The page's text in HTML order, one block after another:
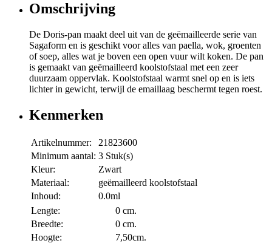
Omschrijving
De Doris-pan maakt deel uit van de geëmailleerde serie van
Sagaform en is geschikt voor alles van paella, wok, groenten
of soep, alles wat je boven een open vuur wilt koken. De pan
is gemaakt van geëmailleerd koolstofstaal met een zeer
duurzaam oppervlak. Koolstofstaal warmt snel op en is iets
lichter in gewicht, terwijl de emaillaag beschermt tegen roest.
Kenmerken
Artikelnummer:
21823600
Minimum aantal: 3 Stuk(s)
Kleur:
Zwart
Materiaal:
geëmailleerd koolstofstaal
Inhoud:
0.0ml
Lengte:
0 cm.
Breedte:
0 cm.
Hoogte:
7,50cm.